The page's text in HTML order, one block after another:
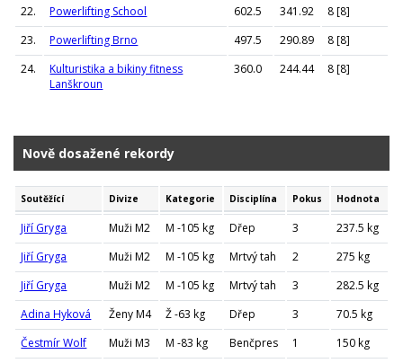
22.
Powerlifting School 602.5 341.92
8 [8]
23.
Powerlifting Brno 497.5 290.89
8 [8]
24.
Kulturistika a bikiny fitness
Lanškroun
360.0 244.44 8 [8]
Nově dosažené rekordy
Soutěžící Divize Kategorie Disciplína Pokus Hodnota
Jiří Gryga Muži M2 M -105 kg Dřep 3
237.5 kg
Jiří Gryga
Muži M2 M -105 kg Mrtvý tah 2
275 kg
Jiří Gryga
Muži M2 M -105 kg Mrtvý tah 3
282.5 kg
Adina Hyková
Ženy M4 Ž -63 kg Dřep 3
70.5 kg
Čestmír Wolf
Muži M3 M -83 kg Benčpres 1
150 kg